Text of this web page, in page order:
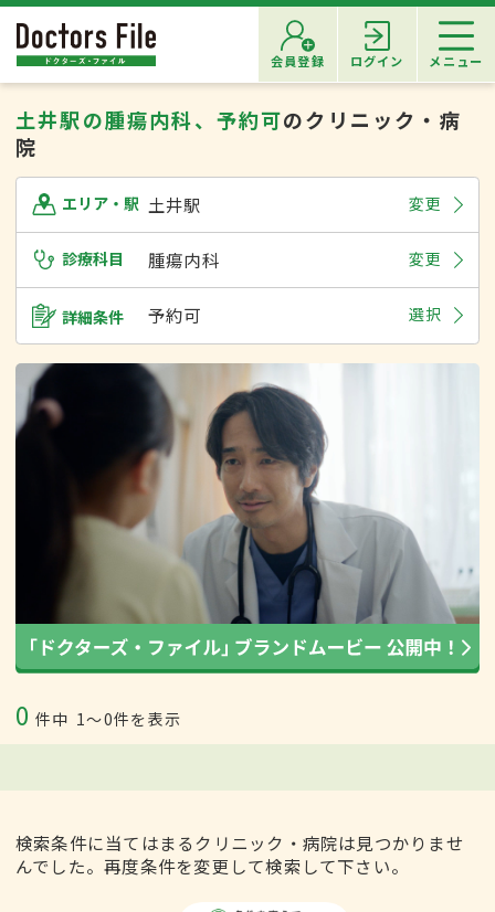
会員登録 ログイン メニュー
土井駅の腫瘍内科、予約可のクリニック・病
院
エリア・駅 土井駅 変更
診療科目 腫瘍内科 変更
詳細条件 予約可 選択
0 件中 1〜0件を表示
検索条件に当てはまるクリニック・病院は見つかりませ
んでした。再度条件を変更して検索して下さい。